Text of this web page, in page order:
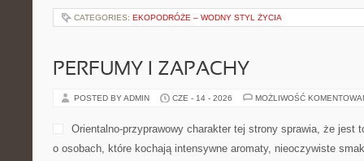
CATEGORIES: EKOPODRÓŻE – WODNY STYL ŻYCIA
PERFUMY I ZAPACHY
POSTED BY ADMIN CZE - 14 - 2026 MOŻLIWOŚĆ
Orientalno-przyprawowy charakter tej strony sprawia, że jest
o osobach, które kochają intensywne aromaty, nieoczywiste